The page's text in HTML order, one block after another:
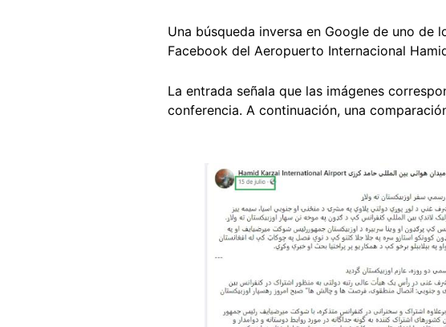
Una búsqueda inversa en Google de uno
Facebook del Aeropuerto Internacional
La entrada señala que las imágenes
conferencia. A continuación, una